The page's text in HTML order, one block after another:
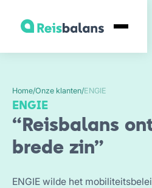
Home/Onze klanten/ENGIE
ENGIE
“Reisbalans
brede zin”
ENGIE wilde het